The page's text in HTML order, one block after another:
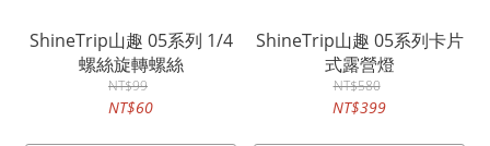
ShineTrip山趣 05系列 1/4
螺絲旋轉螺絲
NT$99
NT$60
ShineTrip山趣 05系列卡片
式露營燈
NT$580
NT$399